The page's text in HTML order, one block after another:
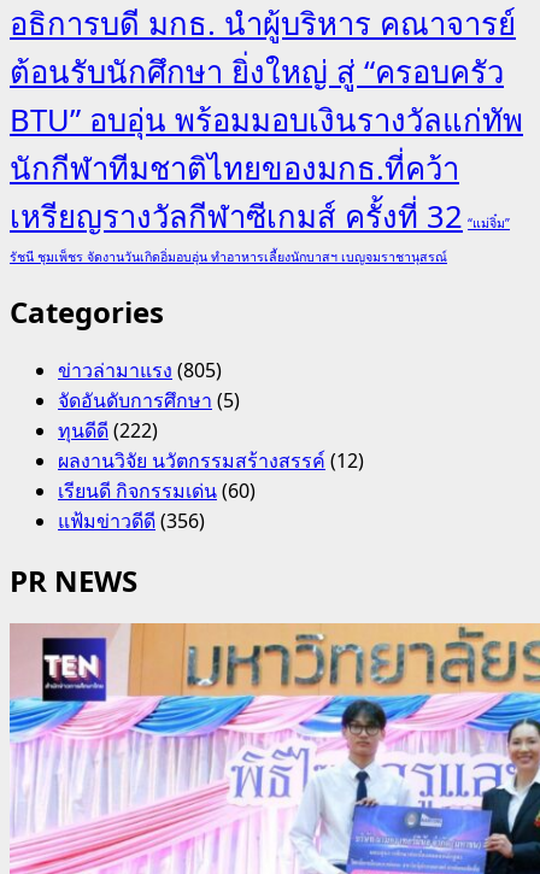
อธิการบดี มกธ. นำผู้บริหาร คณาจารย์
ต้อนรับนักศึกษา ยิ่งใหญ่ สู่ “ครอบครัว
BTU” อบอุ่น พร้อมมอบเงินรางวัลแก่ทัพ
นักกีฬาทีมชาติไทยของมกธ.ที่คว้า
เหรียญรางวัลกีฬาซีเกมส์ ครั้งที่ 32 “แม่จิ๋ม”
รัชนี ชุมเพ็ชร จัดงานวันเกิดอิ่มอบอุ่น ทำอาหารเลี้ยงนักบาสฯ เบญจมราชานุสรณ์
Categories
ข่าวล่ามาแรง (805)
จัดอันดับการศึกษา (5)
ทุนดีดี(222)
ผลงานวิจัย นวัตกรรมสร้างสรรค์(12)
เรียนดี กิจกรรมเด่น(60)
แฟ้มข่าวดีดี(356)
PR NEWS